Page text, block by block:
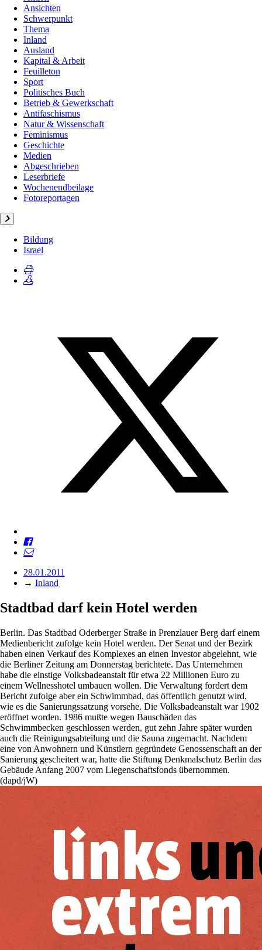
Ansichten
Schwerpunkt
Thema
Inland
Ausland
Kapital & Arbeit
Feuilleton
Sport
Politisches Buch
Betrieb & Gewerkschaft
Antifaschismus
Natur & Wissenschaft
Feminismus
Geschichte
Medien
Abgeschrieben
Leserbriefe
Wochenendbeilage
Fotoreportagen
Bildung
Israel
28.01.2011
→ Inland
Stadtbad darf kein Hotel werden
Berlin. Das Stadtbad Oderberger Straße in Prenzlauer Berg darf einem
Medienbericht zufolge kein Hotel werden. Der Senat und der Bezirk
haben einen Verkauf des Komplexes an einen Investor abgelehnt, wie
die Berliner Zeitung am Donnerstag berichtete. Das Unternehmen
habe die einstige Volksbadeanstalt für etwa 22 Millionen Euro zu
einem Wellnesshotel umbauen wollen. Die Verwaltung fordert dem
Bericht zufolge aber ein Schwimmbad, das öffentlich genutzt wird,
wie es die Sanierungssatzung vorsehe. Die Volksbadeanstalt war 1902
eröffnet worden. 1986 mußte wegen Bauschäden das
Schwimmbecken geschlossen werden, gut zehn Jahre später wurden
auch die Reinigungsabteilung und die Sauna zugemacht. Nachdem
eine von Anwohnern und Künstlern gegründete Genossenschaft an der
Sanierung gescheitert war, hatte die Stiftung Denkmalschutz Berlin das
Gebäude Anfang 2007 vom Liegenschaftsfonds übernommen.
(dapd/jW)